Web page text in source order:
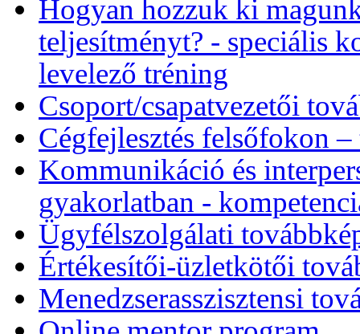
Hogyan hozzuk ki
teljesítményt? - speciális
levelező tréning
Csoport/csapatvezetői
Cégfejlesztés felsőfokon
Kommunikáció és
gyakorlatban -
Ügyfélszolgálati
Értékesítői-üzletkötői
Menedzserasszisztensi